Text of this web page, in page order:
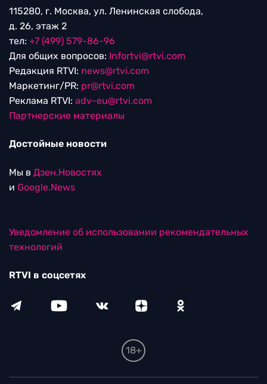
115280, г. Москва, ул. Ленинская слобода,
д. 26, этаж 2
тел: +7 (499) 579-86-96
Для общих вопросов: Infortvi@rtvi.com
Редакция RTVI: news@rtvi.com
Маркетинг/PR: pr@rtvi.com
Реклама RTVI: adv-eu@rtvi.com
Партнерские материалы
Достойные новости
Мы в Дзен.Новостях
и Google.News
Уведомление об использовании рекомендательных
технологий
RTVI в соцсетях
18+